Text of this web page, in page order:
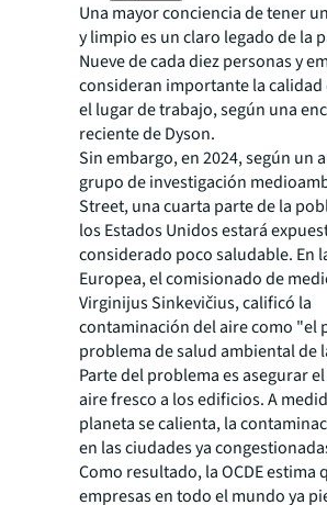
Una mayor conciencia de tener
y limpio es un claro legado de la
Nueve de cada diez personas y
consideran importante la calidad
el lugar de trabajo, según una
reciente de Dyson.
Sin embargo, en 2024, según un
grupo de investigación
Street, una cuarta parte de la
los Estados Unidos estará
considerado poco saludable. En
Europea, el comisionado de
Virginijus Sinkevičius, calificó la
contaminación del aire como "el
problema de salud ambiental de
Parte del problema es asegurar
aire fresco a los edificios. A
planeta se calienta, la
en las ciudades ya
Como resultado, la OCDE estima
empresas en todo el mundo ya